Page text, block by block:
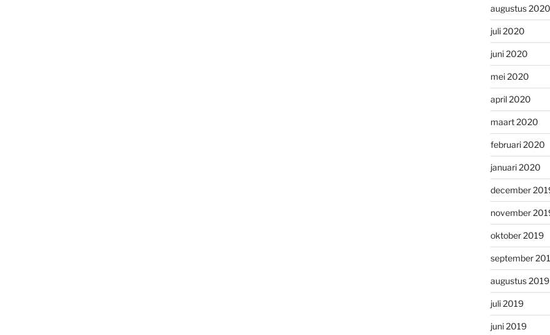
augustus 2020
juli 2020
juni 2020
mei 2020
april 2020
maart 2020
februari 2020
januari 2020
december
november
oktober 2019
september
augustus 2019
juli 2019
juni 2019